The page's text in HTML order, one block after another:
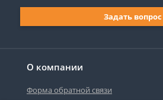
О компании
Форма обратной связи
Задать вопрос